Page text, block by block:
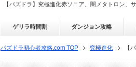
【パズドラ】究極進化赤ソニア、闇メタトロン、
ゲリラ時間割 ダンジョン攻略
パズドラ初心者攻略.com TOP 究極進化 【